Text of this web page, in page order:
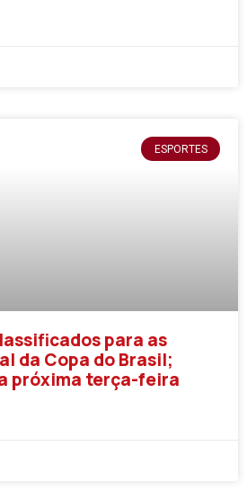
ESPORTES
para as
da Copa do Brasil;
próxima terça-feira